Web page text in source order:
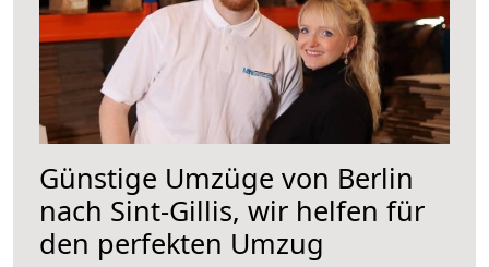
Günstige Umzüge von Berlin
nach Sint-Gillis, wir helfen für
den perfekten Umzug